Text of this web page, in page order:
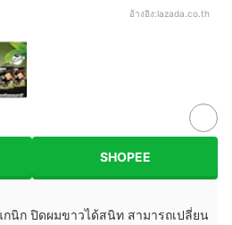
อ้างอิง:lazada.co.th
SHOPEE
นิก ปิดผมขาวได้สนิท สามารถเปลี่ยน